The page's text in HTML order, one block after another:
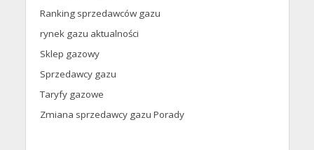
Ranking sprzedawców gazu
rynek gazu aktualności
Sklep gazowy
Sprzedawcy gazu
Taryfy gazowe
Zmiana sprzedawcy gazu Porady